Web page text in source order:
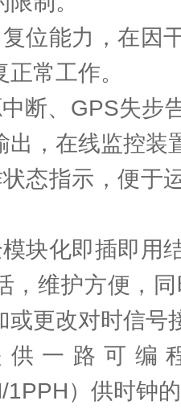
位能力，在因
常工作。
断、GPS失步
出，在线监控装
态指示，便于
块化即插即用
，维护方便，
或更改对时信号
一路可编
1PPH）供时钟